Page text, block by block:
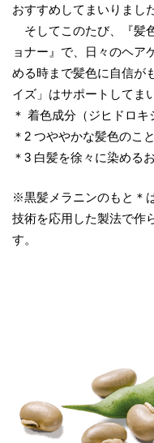
おすすめしてまいりました
そしてこのたび、『髪
ョナー』で、日々のヘア
める時まで髪色に自信が
イズ」はサポートしてま
＊ 着色成分（ジヒドロ
＊2 つややかな髪色のこと
＊3 白髪を徐々に染める
※黒髪メラニンのもと＊
技術を応用した製法で作
す。